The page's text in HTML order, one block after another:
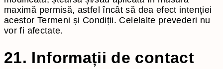
maximă permisă, astfel încât să dea efect intenției
acestor Termeni și Condiții. Celelalte prevederi nu
vor fi afectate.
21. Informații de contact